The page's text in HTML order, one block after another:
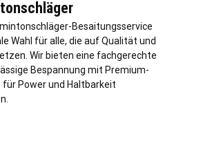
Besaitungsservice
Wahl für alle, die auf Qualität und
Wir bieten eine fachgerechte
Bespannung mit Premium-
für Power und Haltbarkeit